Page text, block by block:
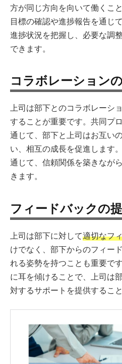
方が同じ方向を向いて働くこ
目標の確認や進捗報告を通じ
進捗状況を把握し、必要な調
できます。
コラボレーション
上司は部下とのコラボレーシ
することが重要です。共同プ
通じて、部下と上司はお互い
い、相互の成長を促進します
通じて、信頼関係を築きなが
きます。
フィードバックの
上司は部下に対して適切なフ
けでなく、部下からのフィー
れる姿勢を持つことも重要で
に耳を傾けることで、上司は
対するサポートを提供するこ